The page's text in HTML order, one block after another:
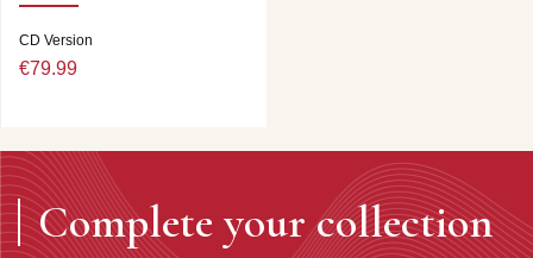
CD Version
€79.99
Complete your collection